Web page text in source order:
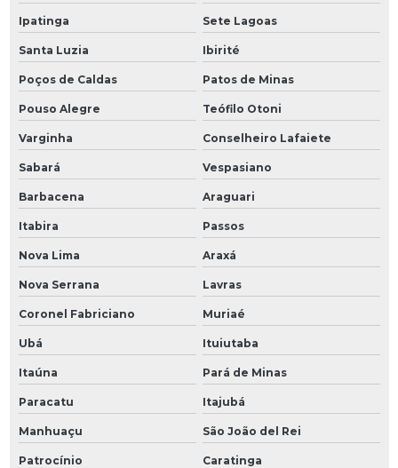
Ipatinga Sete Lagoas
Santa Luzia Ibirité
Poços de Caldas Patos de Minas
Pouso Alegre Teófilo Otoni
Varginha Conselheiro Lafaiete
Sabará Vespasiano
Barbacena Araguari
Itabira Passos
Nova Lima Araxá
Nova Serrana Lavras
Coronel Fabriciano Muriaé
Ubá Ituiutaba
Itaúna Pará de Minas
Paracatu Itajubá
Manhuaçu São João del Rei
Patrocínio Caratinga